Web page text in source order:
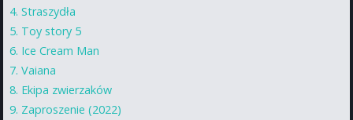
Straszydła
Toy story 5
Ice Cream Man
Vaiana
Ekipa zwierzaków
Zaproszenie (2022)